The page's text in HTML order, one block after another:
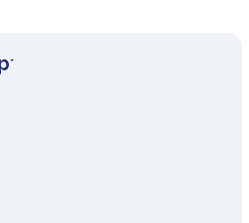
de Erfurt
Erfurt
Erfurt